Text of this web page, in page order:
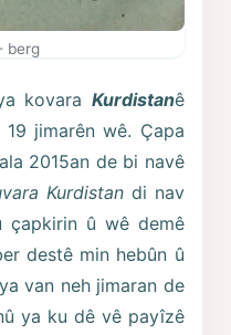
berg
kovara Kurdistanê
jimarên wê. Çapa
2015an de bi navê
Kurdistandi nav
çapkirin û wê demê
destê min hebûn û
van neh jimaran de
ya ku dê vê payîzê